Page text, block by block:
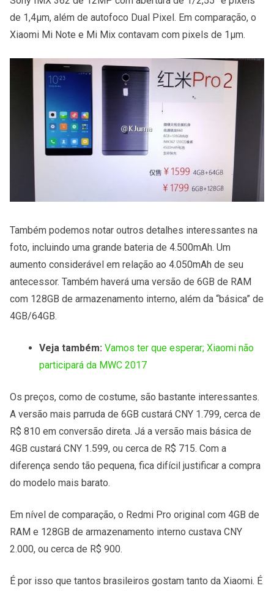
de 1,4µm, além de autofoco Dual Pixel. Em comparação, o
Xiaomi Mi Note e Mi Mix contavam com pixels de 1µm.
Também podemos notar outros detalhes interessantes na
foto, incluindo uma grande bateria de 4.500mAh. Um
aumento considerável em relação ao 4.050mAh de seu
antecessor. Também haverá uma versão de 6GB de RAM
com 128GB de armazenamento interno, além da “básica” de
4GB/64GB.
Veja também: Vamos ter que esperar; Xiaomi não
participará da MWC 2017
Os preços, como de costume, são bastante interessantes.
A versão mais parruda de 6GB custará CNY 1.799, cerca de
R$ 810 em conversão direta. Já a versão mais básica de
4GB custará CNY 1.599, ou cerca de R$ 715. Com a
diferença sendo tão pequena, fica difícil justificar a compra
do modelo mais barato.
Em nível de comparação, o Redmi Pro original com 4GB de
RAM e 128GB de armazenamento interno custava CNY
2.000, ou cerca de R$ 900.
É por isso que tantos brasileiros gostam tanto da Xiaomi. É